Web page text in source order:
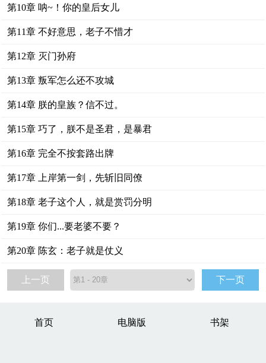
第10章 呐~！你的皇后女儿
第11章 不好意思，老子不惜才
第12章 灭门孙府
第13章 叛军怎么还不攻城
第14章 朕的皇族？信不过。
第15章 巧了，朕不是圣君，是暴君
第16章 完全不按套路出牌
第17章 上岸第一剑，先斩旧同僚
第18章 老子这个人，就是赏罚分明
第19章 你们...要老婆不要？
第20章 陈玄：老子就是仗义
上一页 下一页
首页 电脑版 书架